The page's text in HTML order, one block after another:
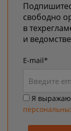
свободно
в
и
E-mail*
Я выражаю